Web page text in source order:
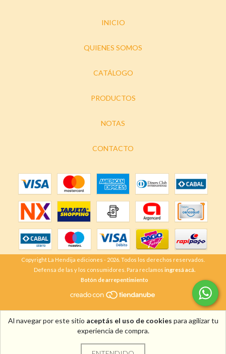
Al navegar por este sitio aceptás el uso de cookies para agilizar tu
experiencia de compra.
INICIO
QUIENES SOMOS
CATÁLOGO
PRODUCTOS
NOTAS
CONTACTO
Copyright La Hendija ediciones - 2026. Todos los derechos reservados.
Defensa de las y los consumidores. Para reclamos ingresá acá.
Botón de arrepentimiento